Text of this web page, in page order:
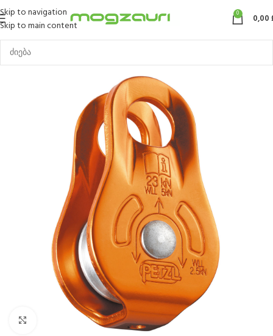
Skip to navigation
Skip to main content
0 0,00
Click to enlarge